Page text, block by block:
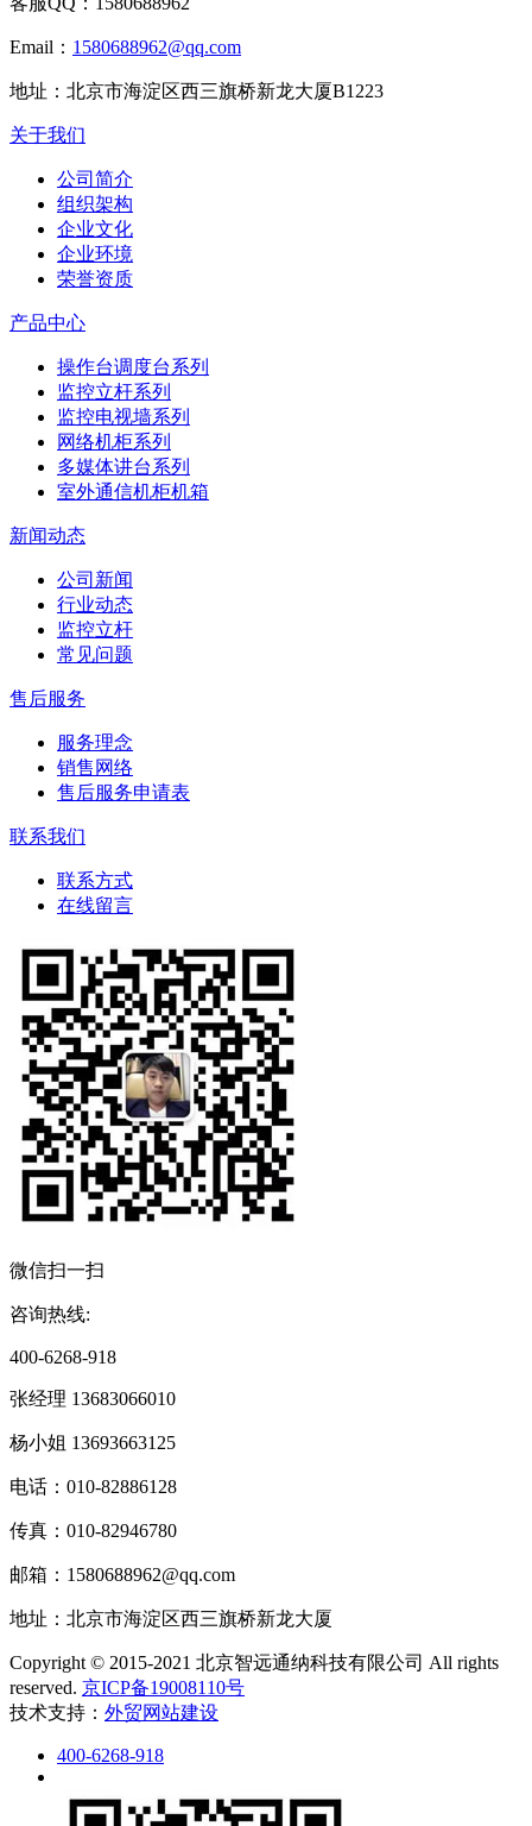
Email： 1580688962@qq.com
地址： 北京市海淀区西三旗桥新龙大厦B1223
关于我们
公司简介
组织架构
企业文化
企业环境
荣誉资质
产品中心
操作台调度台系列
监控立杆系列
监控电视墙系列
网络机柜系列
多媒体讲台系列
室外通信机柜机箱
新闻动态
公司新闻
行业动态
监控立杆
常见问题
售后服务
服务理念
销售网络
售后服务申请表
联系我们
联系方式
在线留言
微信扫一扫
咨询热线:
400-6268-918
张经理 13683066010
杨小姐 13693663125
电话：010-82886128
传真：010-82946780
邮箱：1580688962@qq.com
地址：北京市海淀区西三旗桥新龙大厦
Copyright © 2015-2021 北京智远通纳科技有限公司 All rights
reserved. 京ICP备19008110号
技术支持： 外贸网站建设
400-6268-918